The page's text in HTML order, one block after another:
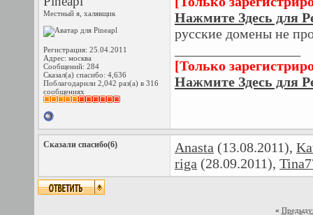
Местный я, халявщик
Регистрация: 25.04.2011
Адрес: москва
Сообщений: 284
Сказал(а) спасибо: 4,636
Поблагодарили 2,042 раз(а) в 316
сообщениях
Нажмите Здесь для
русские домены не
[Только
Нажмите Здесь для
Сказали спасибо(6) Anasta (13.08.2011),
riga (28.09.2011),
«